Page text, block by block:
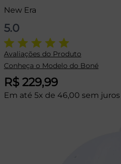
New Era
5.0
Avaliações do Produto
Conheça o Modelo do Boné
R$ 229,99
Em até 5x de 46,00 sem juros